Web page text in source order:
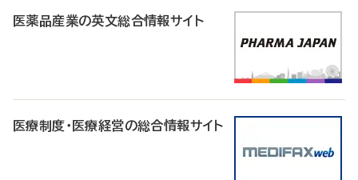
医薬品産業の英文総合情報サイト
医療制度・医療経営の総合情報サイト